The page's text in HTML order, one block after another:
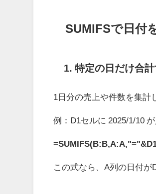
SUMIFSで日付
1. 特定の日だけ合
1日分の売上や件数を集計
例：D1セルに 2025/1/10
この式なら、A列の日付が